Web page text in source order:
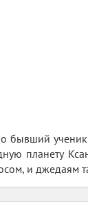
планету
и джедаям